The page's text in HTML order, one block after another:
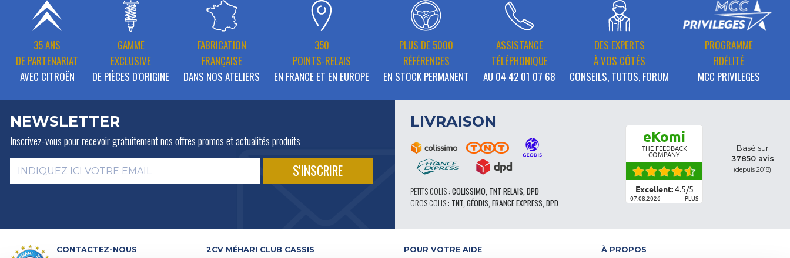
35 ANS
DE PARTENARIAT
AVEC CITROËN
GAMME
EXCLUSIVE
DE PIÈCES D'ORIGINE
FABRICATION
FRANÇAISE
DANS NOS ATELIERS
350
POINTS-RELAIS
EN FRANCE ET EN EUROPE
PLUS DE 5000
RÉFÉRENCES
EN STOCK PERMANENT
ASSISTANCE
TÉLÉPHONIQUE
AU 04 42 01 07 68
DES EXPERTS
À VOS CÔTÉS
CONSEILS, TUTOS, FORUM
PROGRAMME
FIDÉLITÉ
MCC PRIVILEGES
NEWSLETTER
Inscrivez-vous pour recevoir gratuitementnos offres promos et actualités produits
LIVRAISON
PETITS COLIS : COLISSIMO, TNT RELAIS, DPD
GROS COLIS : TNT, GÉODIS, FRANCE EXPRESS, DPD
eKomi
THE FEEDBACK
COMPANY
Excellent:4.5/5
07.08.2026 PLUS
Basé sur
37850 avis
(depuis 2018)
CONTACTEZ-NOUS 2CV MÉHARI CLUB CASSIS POUR VOTRE AIDE À PROPOS